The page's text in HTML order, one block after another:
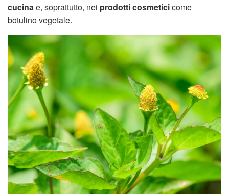
cucinae, soprattutto, nei prodotti cosmeticicome
botulino vegetale.